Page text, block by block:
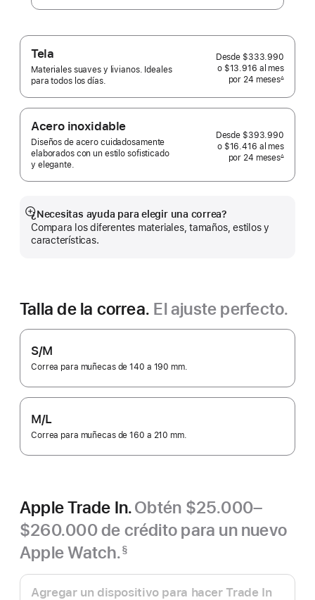
Tela
Materiales suaves y livianos. Ideales
para todos los días.
Desde $333.990
o $13.916 al mes
por 24 mesesmeses
Nota a pie de página
∆
Acero inoxidable
Diseños de acero cuidadosamente
elaborados con un estilo sofisticado
y elegante.
Desde $393.990
o $16.416 al mes
por 24 mesesmeses
Nota a pie de página
∆
¿Necesitas ayuda para elegir una correa?
Compara los diferentes materiales, tamaños, estilos y
características.
Mostrar
más
Talla de la correa. El ajuste perfecto.
S/M
Correa para muñecas de 140 a 190 mm.
M/L
Correa para muñecas de 160 a 210 mm.
Apple Trade In.Obtén $25.000–
$260.000 de crédito para un nuevo
Apple Watch.
Nota
a
§
Apple
Trade
Agregar un dispositivo para hacer Trade In